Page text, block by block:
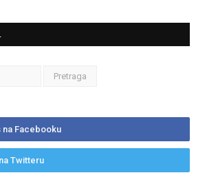
na Facebooku
Twitteru